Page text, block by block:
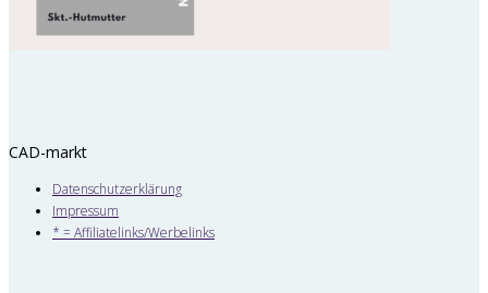
CAD-markt
Datenschutzerklärung
Impressum
* = Affiliatelinks/Werbelinks